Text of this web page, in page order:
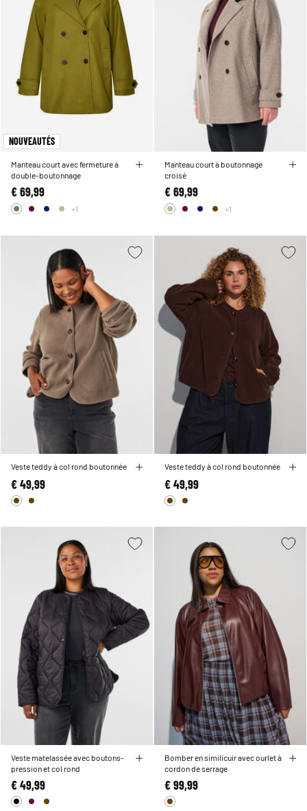
NOUVEAUTÉS
Manteau court avec fermeture à
double-boutonnage
€ 69,99
+1
Manteau court à boutonnage
croisé
€ 69,99
+1
Veste teddy à col rond boutonnée
€ 49,99
Veste teddy à col rond boutonnée
€ 49,99
Veste matelassée avec boutons-
pression et col rond
€ 49,99
Bomber en similicuir avec ourlet à
cordon de serrage
€ 99,99